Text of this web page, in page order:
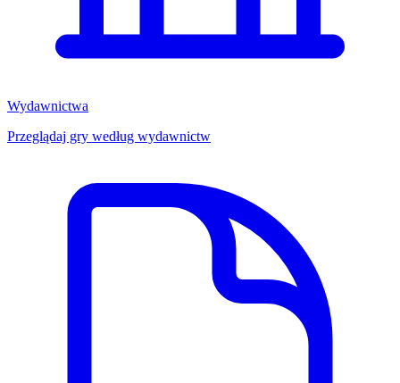
Wydawnictwa
Przeglądaj gry według wydawnictw